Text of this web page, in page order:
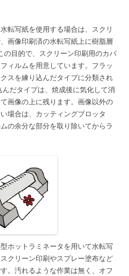
転写紙を使用する場合は、スクリ
画像印刷済の水転写紙上に樹脂層
の目的で、スクリーン印刷用のカバ
ィルムを用意しています。フラッ
スを練り込んだタイプに分類され
だタイプは、焼成後に気化して消
画像の上に残ります。画像以外の
場合は、カッティングプロッタ
の余分な部分を取り除いてからラ
ホットラミネータを用いて水転写
クリーン印刷やスプレー塗布など
。汚れるような作業は無く、オフ